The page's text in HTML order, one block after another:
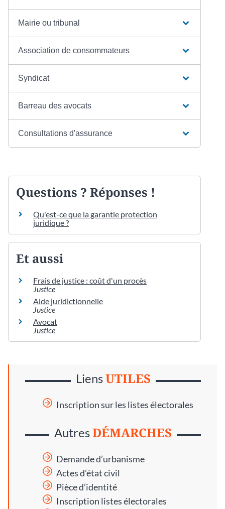
Mairie ou tribunal
Association de consommateurs
Syndicat
Barreau des avocats
Consultations d'assurance
Questions ? Réponses !
Qu'est-ce que la garantie protection
juridique ?
Et aussi
Frais de justice : coût d'un procès
Justice
Aide juridictionnelle
Justice
Avocat
Justice
LiensUTILES
Inscription sur les listes électorales
AutresDÉMARCHES
Demande d’urbanisme
Actes d’état civil
Pièce d’identité
Inscription listes électorales